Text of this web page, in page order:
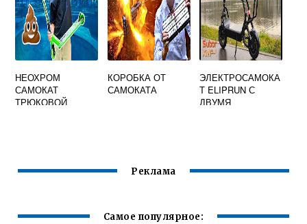
НЕОХРОМ
САМОКАТ
ТРЮКОВОЙ
КОРОБКА ОТ
САМОКАТА
ЭЛЕКТРОСАМОКА
Т ELIPRUN С
ДВУМЯ
Реклама
Самое популярное: